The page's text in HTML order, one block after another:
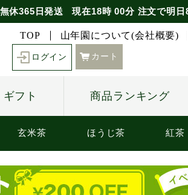
休365日発送 現在18時 00分注文で明日
TOP 山年園について(会社概要)
ログイン カート
ギフト 商品ランキング
玄米茶 ほうじ茶 紅茶